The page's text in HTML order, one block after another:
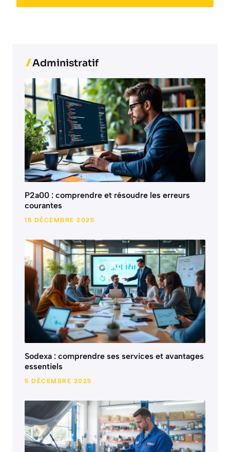
Administratif
P2a00 : comprendre et résoudre les erreurs
courantes
15 DÉCEMBRE 2025
Sodexa : comprendre ses services et avantages
essentiels
5 DÉCEMBRE 2025